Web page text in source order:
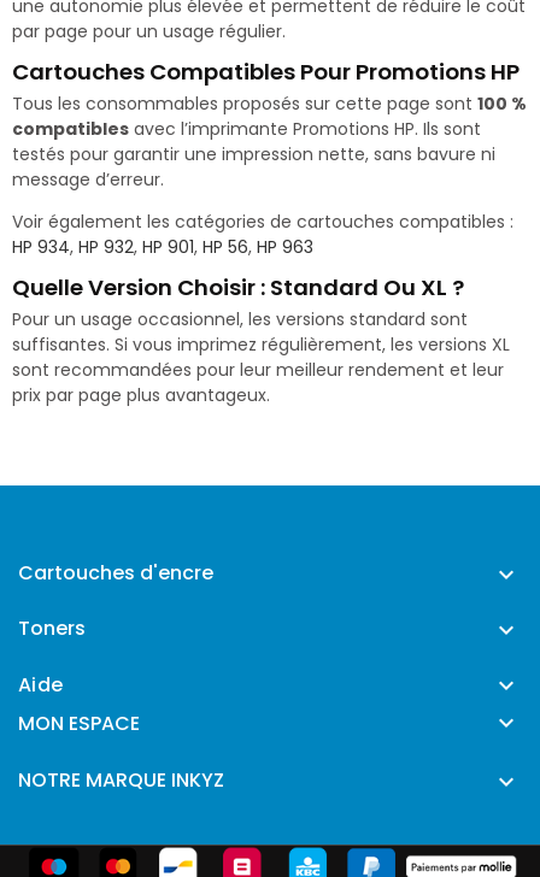
une autonomie plus élevée et permettent de réduire le coût
par page pour un usage régulier.
Cartouches Compatibles Pour Promotions HP
Tous les consommables proposés sur cette page sont 100 %
compatibles avec l’imprimante Promotions HP. Ils sont
testés pour garantir une impression nette, sans bavure ni
message d’erreur.
Voir également les catégories de cartouches compatibles :
HP 934, HP 932, HP 901, HP 56, HP 963
Quelle Version Choisir : Standard Ou XL ?
Pour un usage occasionnel, les versions standard sont
suffisantes. Si vous imprimez régulièrement, les versions XL
sont recommandées pour leur meilleur rendement et leur
prix par page plus avantageux.
Cartouches d'encre 
Toners 
Aide 
MON ESPACE 
NOTRE MARQUE INKYZ 